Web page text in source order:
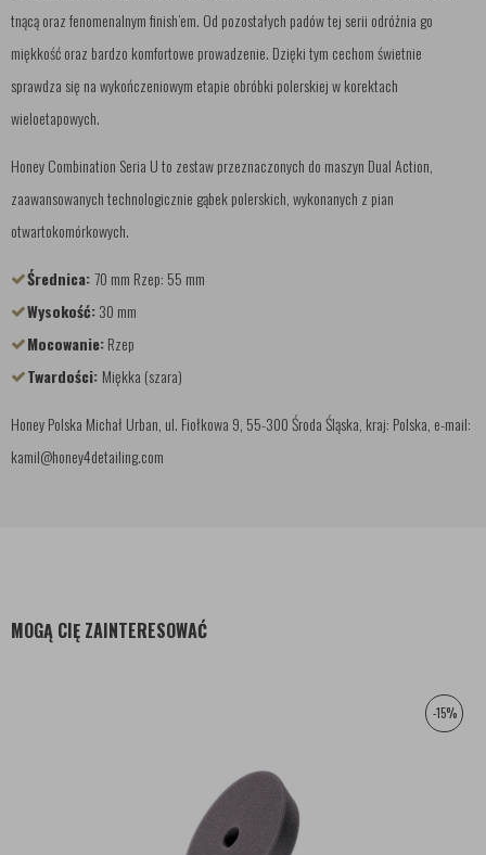
tnącą oraz fenomenalnym finish’em. Od pozostałych padów tej serii odróżnia go
miękkość oraz bardzo komfortowe prowadzenie. Dzięki tym cechom świetnie
sprawdza się na wykończeniowym etapie obróbki polerskiej w korektach
wieloetapowych.
Honey Combination Seria U to zestaw przeznaczonych do maszyn Dual Action,
zaawansowanych technologicznie gąbek polerskich, wykonanych z pian
otwartokomórkowych.
Średnica:70 mm Rzep: 55 mm
Wysokość:30 mm
Mocowanie:Rzep
Twardości: Miękka (szara)
Honey Polska Michał Urban, ul. Fiołkowa 9, 55-300 Środa Śląska, kraj: Polska, e-mail:
kamil@honey4detailing.com
MOGĄ CIĘ ZAINTERESOWAĆ
-15%